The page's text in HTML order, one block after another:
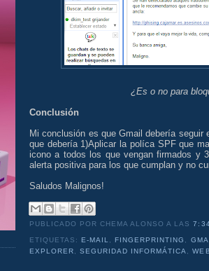
¿Es o no para
Conclusión
Mi conclusión es que Gmail debería
que debería 1)Aplicar la políca SPF que
icono a todos los que vengan firmados y
alerta positiva para los que cumplan y no
Saludos Malignos!
PUBLICADO POR CHEMA ALONSOA LAS
ETIQUETAS: E-MAIL, FINGERPRINTING ,
EXPLORER,SEGURIDAD INFORMÁTICA,